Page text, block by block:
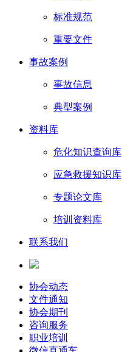
标准规范
重要文件
事故案例
事故信息
典型案例
资料库
危化知识查询库
应急救援知识库
专题论文库
培训资料库
联系我们
协会动态
文件通知
协会期刊
咨询服务
职业培训